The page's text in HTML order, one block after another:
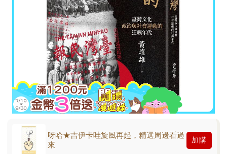
呀哈★吉伊卡哇旋風再起，精選周邊看過
來
加購